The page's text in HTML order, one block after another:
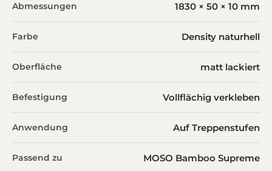
Abmessungen 1830 × 50 × 10 mm
Farbe Density naturhell
Oberfläche matt lackiert
Befestigung Vollflächig verkleben
Anwendung Auf Treppenstufen
Passend zu MOSO Bamboo Supreme